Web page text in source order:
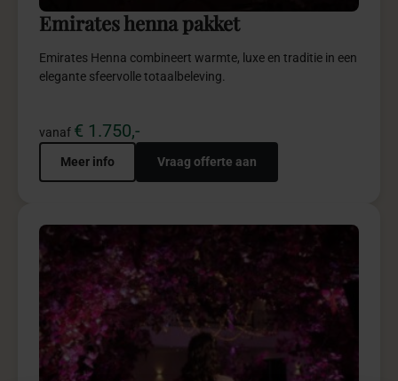
Bridgerton purple pakket
Bridgerton Purple brengt luxe, power en elegantie samen
in een spectaculaire totaalbeleving.
vanaf€ 4.950,-